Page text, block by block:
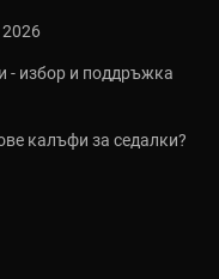
2026
- избор и поддръжка
калъфи за седалки?